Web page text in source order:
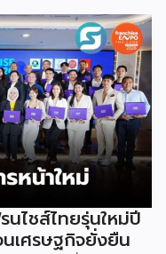
งเมตร หวังเป็นทาง
ไทยให้ฟื้นตัว เสิร์ฟครบ
ะเทศ พร้อมเสวนาให้
มเจรจาจับคู่ธุรกิจทั้งใน
งวันที่ 6-9 สิงหาคมนี้ ที่
ดเงินสะพัดในงานราว
รณ์ อธิบดีกรมพัฒนา
งาน ” Franchise Expo
Selection Expo
ไชส์และโซลูชั่นส์แบบครบ
ไชส์ไทยรุ่นใหม่ปี
เศรษฐกิจยั่งยืน